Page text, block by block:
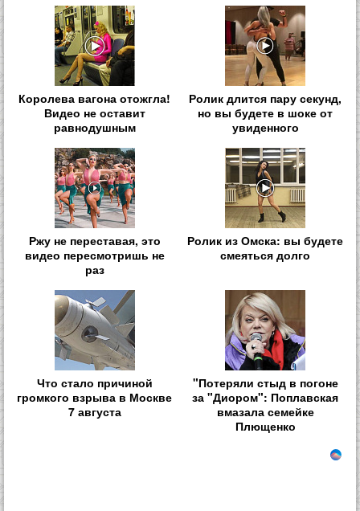
Королева вагона отожгла!
Видео не оставит
равнодушным
Ролик длится пару секунд,
но вы будете в шоке от
увиденного
Ржу не переставая, это
видео пересмотришь не
раз
Ролик из Омска: вы будете
смеяться долго
Что стало причиной
громкого взрыва в Москве
7 августа
"Потеряли стыд в погоне
за "Диором": Поплавская
вмазала семейке
Плющенко